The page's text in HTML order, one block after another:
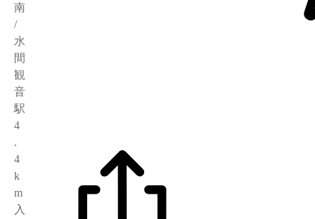
南
/
水
間
観
音
駅
4
.
4
k
m
入